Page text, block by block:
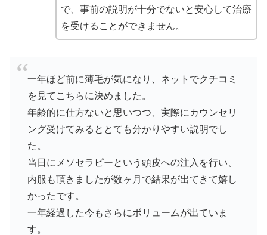
で、事前の説明が十分でないと安心して治療
を受けることができません。
一年ほど前に薄毛が気になり、ネットでクチコミ
を見てこちらに決めました。
年齢的に仕方ないと思いつつ、実際にカウンセリ
ング受けてみるととても分かりやすい説明でし
た。
当日にメソセラピーという頭皮への注入を行い、
内服も頂きましたが数ヶ月で結果が出てきて嬉し
かったです。
一年経過した今もさらにボリュームが出ていま
す。